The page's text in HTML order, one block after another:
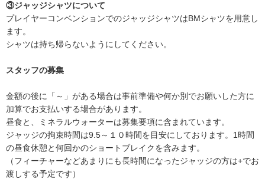
③ジャッジシャツについて
プレイヤーコンベンションでのジャッジシャツはBMシャツを用意し
ます。
シャツは持ち帰らないようにしてください。
スタッフの募集
金額の後に「～」がある場合は事前準備や何か別でお願いした方に
加算でお支払いする場合があります。
昼食と、ミネラルウォーターは募集要項に含まれています。
ジャッジの拘束時間は9.5～１０時間を目安にしております。1時間
の昼食休憩と何回かのショートブレイクを含みます。
（フィーチャーなどあまりにも長時間になったジャッジの方は+でお
渡しする予定です）